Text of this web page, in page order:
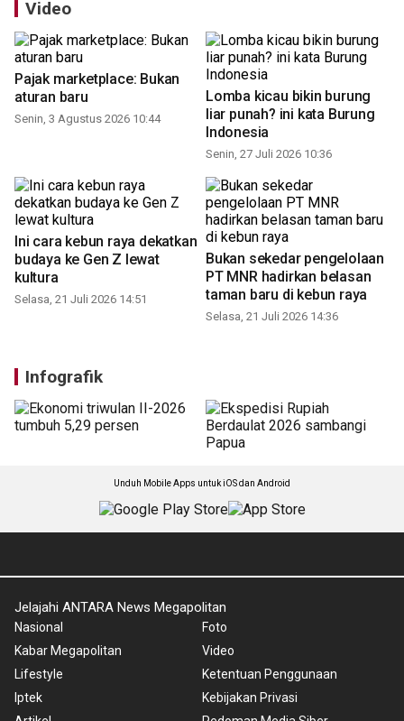
Video
Pajak marketplace: Bukan
aturan baru
Senin, 3 Agustus 2026 10:44
Lomba kicau bikin burung
liar punah? ini kata Burung
Indonesia
Senin, 27 Juli 2026 10:36
Ini cara kebun raya dekatkan
budaya ke Gen Z lewat
kultura
Selasa, 21 Juli 2026 14:51
Bukan sekedar pengelolaan
PT MNR hadirkan belasan
taman baru di kebun raya
Selasa, 21 Juli 2026 14:36
Infografik
Unduh Mobile Apps untuk iOS dan Android
Jelajahi ANTARA News Megapolitan
Nasional
Kabar Megapolitan
Lifestyle
Iptek
Foto
Video
Ketentuan Penggunaan
Kebijakan Privasi